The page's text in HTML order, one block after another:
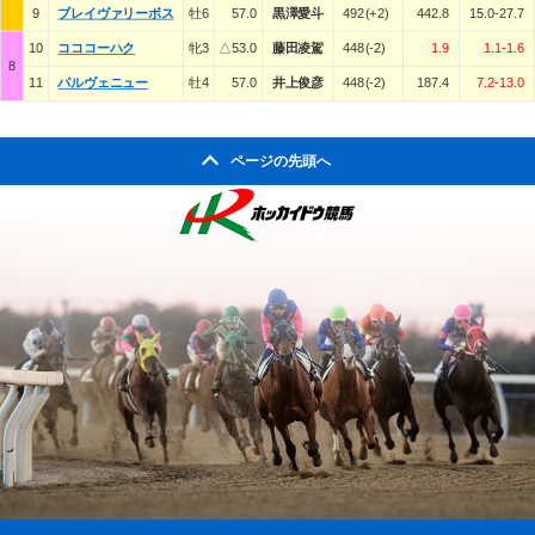
9
ブレイヴァリーボス 牡6 57.0 黒澤愛斗 492(+2) 442.8 15.0-27.7
8
10 コココーハク 牝3 △53.0 藤田凌駕 448(-2) 1.9 1.1-1.6
11 パルヴェニュー 牡4 57.0 井上俊彦 448(-2) 187.4 7.2-13.0
ページの先頭へ